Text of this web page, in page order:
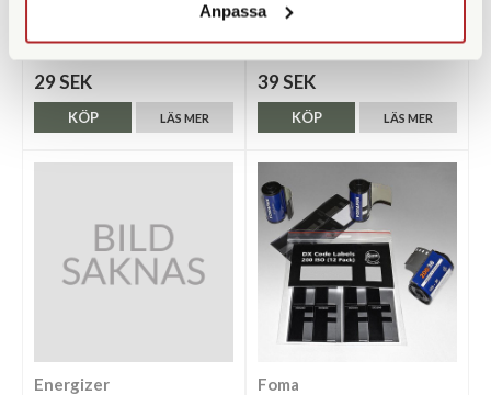
Anpassa
Finns i lager
29 SEK
LÄS MER
KÖP
ISO 400 (12st)
Finns i lager
39 SEK
LÄS MER
KÖP
Energizer Foma